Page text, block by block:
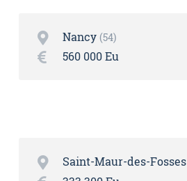
Nancy 54
560 000 Eu
Saint-Maur-des-Fosses